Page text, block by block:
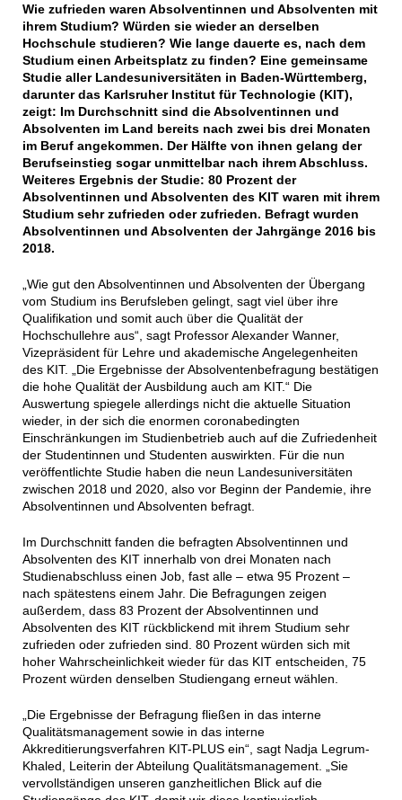
Wie zufrieden waren Absolventinnen und Absolventen mit
ihrem Studium? Würden sie wieder an derselben
Hochschule studieren? Wie lange dauerte es, nach dem
Studium einen Arbeitsplatz zu finden? Eine gemeinsame
Studie aller Landesuniversitäten in Baden-Württemberg,
darunter das Karlsruher Institut für Technologie (KIT),
zeigt: Im Durchschnitt sind die Absolventinnen und
Absolventen im Land bereits nach zwei bis drei Monaten
im Beruf angekommen. Der Hälfte von ihnen gelang der
Berufseinstieg sogar unmittelbar nach ihrem Abschluss.
Weiteres Ergebnis der Studie: 80 Prozent der
Absolventinnen und Absolventen des KIT waren mit ihrem
Studium sehr zufrieden oder zufrieden. Befragt wurden
Absolventinnen und Absolventen der Jahrgänge 2016 bis
2018.
„Wie gut den Absolventinnen und Absolventen der Übergang
vom Studium ins Berufsleben gelingt, sagt viel über ihre
Qualifikation und somit auch über die Qualität der
Hochschullehre aus“, sagt Professor Alexander Wanner,
Vizepräsident für Lehre und akademische Angelegenheiten
des KIT. „Die Ergebnisse der Absolventenbefragung bestätigen
die hohe Qualität der Ausbildung auch am KIT.“ Die
Auswertung spiegele allerdings nicht die aktuelle Situation
wieder, in der sich die enormen coronabedingten
Einschränkungen im Studienbetrieb auch auf die Zufriedenheit
der Studentinnen und Studenten auswirkten. Für die nun
veröffentlichte Studie haben die neun Landesuniversitäten
zwischen 2018 und 2020, also vor Beginn der Pandemie, ihre
Absolventinnen und Absolventen befragt.
Im Durchschnitt fanden die befragten Absolventinnen und
Absolventen des KIT innerhalb von drei Monaten nach
Studienabschluss einen Job, fast alle – etwa 95 Prozent –
nach spätestens einem Jahr. Die Befragungen zeigen
außerdem, dass 83 Prozent der Absolventinnen und
Absolventen des KIT rückblickend mit ihrem Studium sehr
zufrieden oder zufrieden sind. 80 Prozent würden sich mit
hoher Wahrscheinlichkeit wieder für das KIT entscheiden, 75
Prozent würden denselben Studiengang erneut wählen.
„Die Ergebnisse der Befragung fließen in das interne
Qualitätsmanagement sowie in das interne
Akkreditierungsverfahren KIT-PLUS ein“, sagt Nadja Legrum-
Khaled, Leiterin der Abteilung Qualitätsmanagement. „Sie
vervollständigen unseren ganzheitlichen Blick auf die